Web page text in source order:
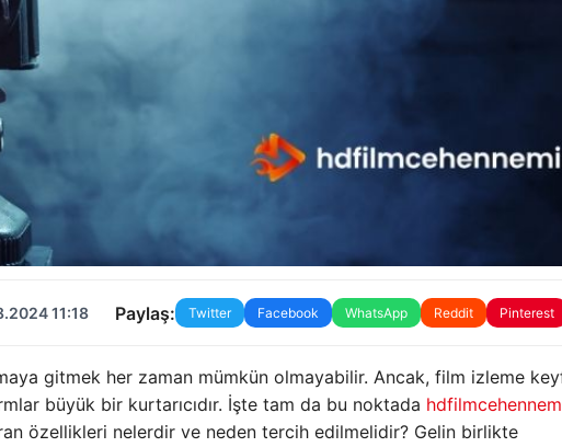
11:18 Paylaş: Twitter Facebook WhatsApp Reddit Pinterest
gitmek her zaman mümkün olmayabilir. Ancak, film izleme
büyük bir kurtarıcıdır. İşte tam da bu noktada
özellikleri nelerdir ve neden tercih edilmelidir? Gelin birlikte